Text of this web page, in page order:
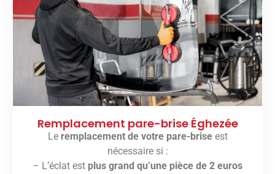
Remplacement pare-brise Éghezée
Le remplacement de votre pare-briseest
nécessaire si :
– L’éclat est plus grand qu’une pièce de 2 euros